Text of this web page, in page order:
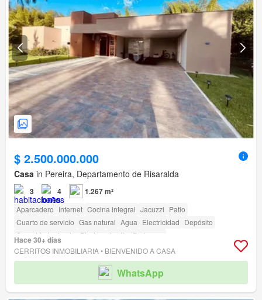
$ 2.500.000.000
Casa in Pereira, Departamento de Risaralda
3 4 1.267 m²
Aparcadero Internet Cocina integral Jacuzzi Patio
Cuarto de servicio Gas natural Agua Electricidad Depósito
Seguridad privada
Piscina Jardín
Barbecue
Acceso para personas con discapacidad
Hace 30+ días
CERRITOS INMOBILIARIA • BIENVENIDO A CASA
WhatsApp